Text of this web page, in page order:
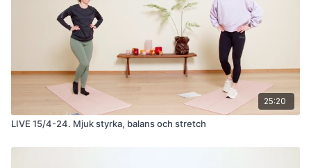
25:20
LIVE 15/4-24. Mjuk styrka, balans och stretch